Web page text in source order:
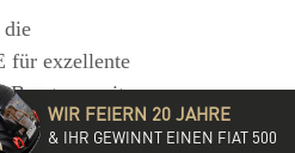
die
für exzellente
Beratung mit
Besucht eine
WIR FEIERN 20 JAHRE
& IHR GEWINNT EINEN FIAT 500